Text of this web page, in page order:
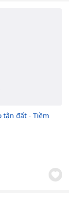
tận đất - Tiềm